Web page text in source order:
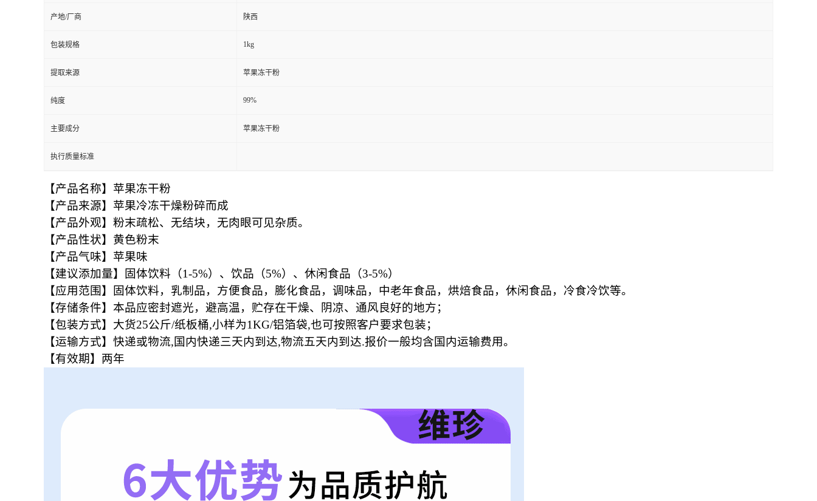
产地/厂商 陕西
包装规格 1kg
提取来源 苹果冻干粉
纯度 99%
主要成分 苹果冻干粉
执行质量标准
【产品名称】苹果冻干粉
【产品来源】苹果冷冻干燥粉碎而成
【产品外观】粉末疏松、无结块，无肉眼可见杂质。
【产品性状】黄色粉末
【产品气味】苹果味
【建议添加量】固体饮料（1-5%）、饮品（5%）、休闲食品（3-5%）
【应用范围】固体饮料，乳制品，方便食品，膨化食品，调味品，中老年食品，烘焙食品，休闲食品，冷食冷饮等。
【存储条件】本品应密封遮光，避高温，贮存在干燥、阴凉、通风良好的地方；
【包装方式】大货25公斤/纸板桶,小样为1KG/铝箔袋,也可按照客户要求包装；
【运输方式】快递或物流,国内快递三天内到达,物流五天内到达.报价一般均含国内运输费用。
【有效期】两年